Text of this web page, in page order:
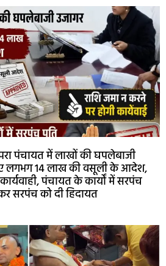
पंचायत में लाखों की घपलेबाजी
लगभग 14 लाख की वसूली के आदेश,
पंचायत के कार्यों में सरपंच
सरपंच को दी हिदायत